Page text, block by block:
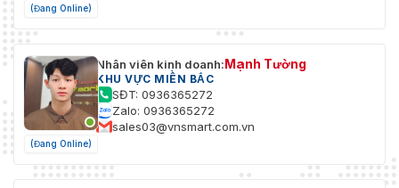
(Đang Online)
(Đang Online)
Nhân viên kinh doanh:Mạnh Tường
KHU VỰC MIỀN BẮC
SĐT: 0936365272
Zalo: 0936365272
sales03@vnsmart.com.vn